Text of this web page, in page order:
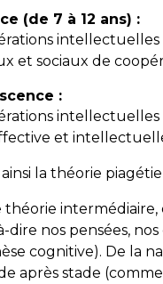
(de 7 à 12 ans) :
et sociaux de
:
et
la théorie
théorie
dire nos pensées,
cognitive). De la
après stade